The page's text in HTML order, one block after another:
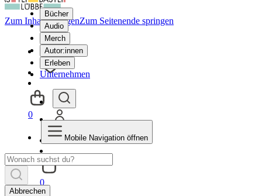
Bücher
Audio
Merch
Autor:innen
Erleben
Unternehmen
0
Zum Inhalt springenZum Seitenende springen
0
Mobile Navigation öffnen
Abbrechen